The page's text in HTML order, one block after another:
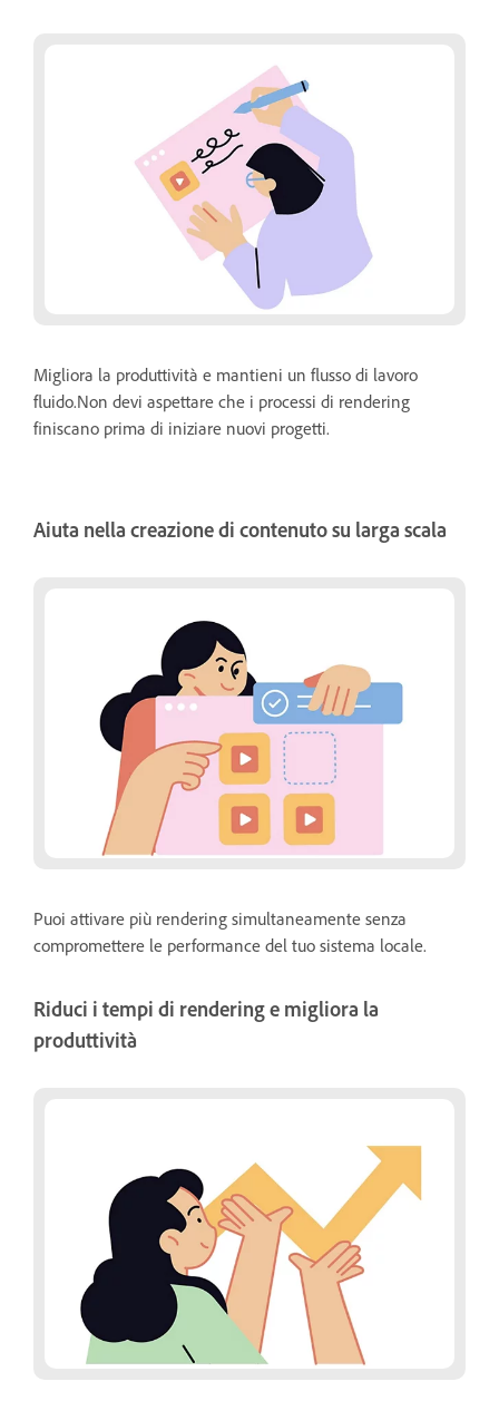
Migliora la produttività e mantieni un flusso di lavoro
fluido.Non devi aspettare che i processi di rendering
finiscano prima di iniziare nuovi progetti.
Aiuta nella creazione di contenuto su larga scala
Puoi attivare più rendering simultaneamente senza
compromettere le performance del tuo sistema locale.
Riduci i tempi di rendering e migliora la
produttività